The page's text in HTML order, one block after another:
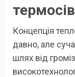
термосів
Концепція
давно, але
шлях від